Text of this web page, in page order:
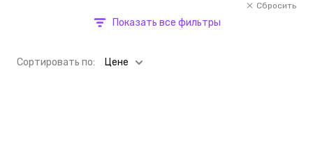
Сбросить
Показать все фильтры
Cортировать по: Цене